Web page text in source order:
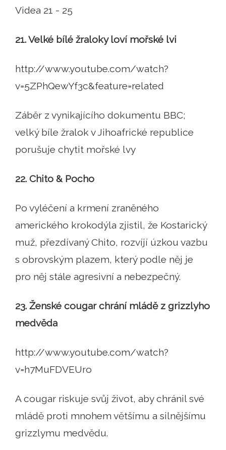
Videa 21 - 25
21. Velké bílé žraloky loví mořské lvi
http://www.youtube.com/watch?
v=5ZPhQewYf3c&feature=related
Záběr z vynikajícího dokumentu BBC;
velký bíle žralok v Jihoafrické republice
porušuje chytit mořské lvy
22. Chito & Pocho
Po vyléčení a krmení zraněného
amerického krokodýla zjistil, že Kostarický
muž, přezdívaný Chito, rozvíjí úzkou vazbu
s obrovským plazem, který podle něj je
pro něj stále agresivní a nebezpečný.
23. Ženské cougar chrání mládě z grizzlyho
medvěda
http://www.youtube.com/watch?
v=h7MuFDVEUro
A cougar riskuje svůj život, aby chránil své
mládě proti mnohem většímu a silnějšímu
grizzlymu medvědu.